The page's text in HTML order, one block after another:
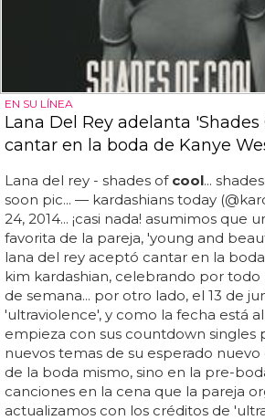
EN SU LÍNEA
Lana Del Rey adelanta 'Shades
cantar en la boda de Kanye
Lana del rey - shades of cool...
soon pic... — kardashians today
24, 2014... ¡casi nada! asumimos que
favorita de la pareja, 'young and
lana del rey aceptó cantar en la
kim kardashian, celebrando por
de semana... por otro lado, el 13 de
'ultraviolence', y como la fecha está
empieza con sus countdown singles
nuevos temas de su esperado nuevo
de la boda mismo, sino en la pre-
canciones en la cena que la pareja
actualizamos con los créditos de